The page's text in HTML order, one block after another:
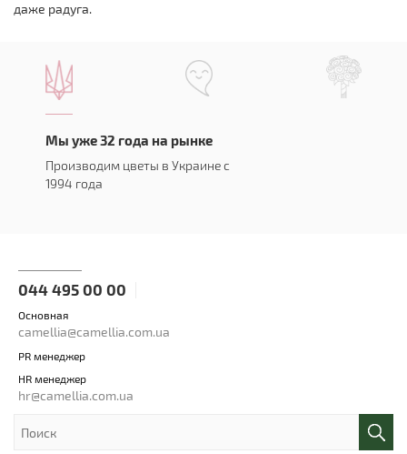
даже радуга.
Мы уже 32 года на рынке
Производим цветы в Украине с
1994 года
044 495 00 00
Основная
camellia@camellia.com.ua
PR менеджер
HR менеджер
hr@camellia.com.ua